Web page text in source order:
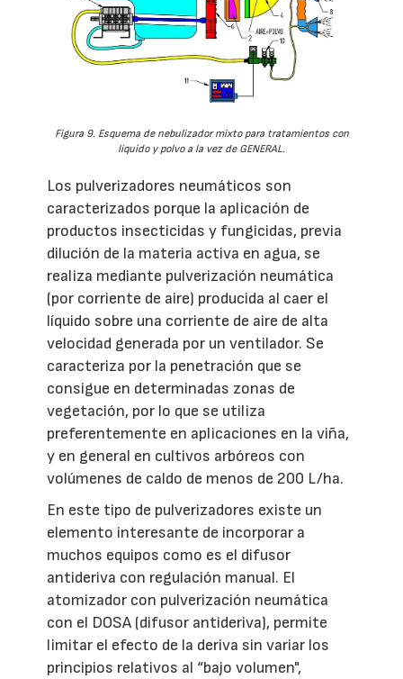
Figura 9. Esquema de nebulizador mixto para tratamientos con
líquido y polvo a la vez de GENERAL.
Los pulverizadores neumáticos son
caracterizados porque la aplicación de
productos insecticidas y fungicidas, previa
dilución de la materia activa en agua, se
realiza mediante pulverización neumática
(por corriente de aire) producida al caer el
líquido sobre una corriente de aire de alta
velocidad generada por un ventilador. Se
caracteriza por la penetración que se
consigue en determinadas zonas de
vegetación, por lo que se utiliza
preferentemente en aplicaciones en la viña,
y en general en cultivos arbóreos con
volúmenes de caldo de menos de 200 L/ha.
En este tipo de pulverizadores existe un
elemento interesante de incorporar a
muchos equipos como es el difusor
antideriva con regulación manual. El
atomizador con pulverización neumática
con el DOSA (difusor antideriva), permite
limitar el efecto de la deriva sin variar los
principios relativos al “bajo volumen",